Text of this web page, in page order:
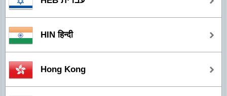
HIN हिन्दी
Hong Kong